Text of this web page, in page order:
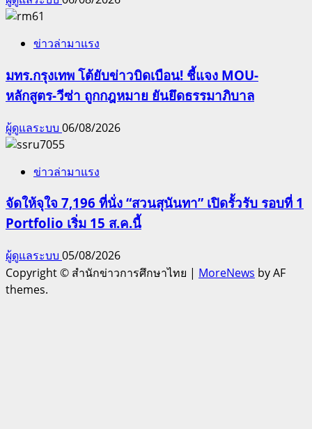
ข่าวล่ามาแรง
มทร.กรุงเทพ โต้ยับข่าวบิดเบือน! ชี้แจง MOU-
หลักสูตร-วีซ่า ถูกกฎหมาย ยันยึดธรรมาภิบาล
ผู้ดูแลระบบ 06/08/2026
ข่าวล่ามาแรง
จัดให้จุใจ 7,196 ที่นั่ง “สวนสุนันทา” เปิดรั้วรับ รอบที่ 1
Portfolio เริ่ม 15 ส.ค.นี้
ผู้ดูแลระบบ 05/08/2026
Copyright © สำนักข่าวการศึกษาไทย | MoreNews by AF
themes.